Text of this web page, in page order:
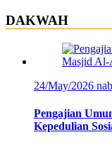
DAKWAH
24/May/2026
Pengajian
Kepedulian